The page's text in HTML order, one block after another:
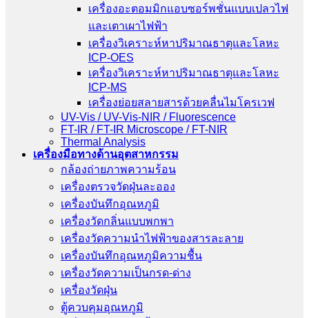
เครื่องอะตอมมิกแอบซอร์พชั่นแบบเปลวไฟ
และเตาเผาไฟฟ้า
เครื่องวิเคราะห์หาปริมาณธาตุและโลหะ
ICP-OES
เครื่องวิเคราะห์หาปริมาณธาตุและโลหะ
ICP-MS
เครื่องย่อยสลายสารด้วยคลื่นไมโครเวฟ
UV-Vis / UV-Vis-NIR / Fluorescence
FT-IR / FT-IR Microscope / FT-NIR
Thermal Analysis
เครื่องมือทางด้านอุตสาหกรรม
กล้องถ่ายภาพความร้อน
เครื่องตรวจวัดฝุ่นละออง
เครื่องบันทึกอุณหภูมิ
เครื่องวัดกลิ่นแบบพกพา
เครื่องวัดความนําไฟฟ้าของสารละลาย
เครื่องบันทึกอุณหภูมิความชื้น
เครื่องวัดความเป็นกรด-ด่าง
เครื่องวัดฝุ่น
ตู้ควบคุมอุณหภูมิ